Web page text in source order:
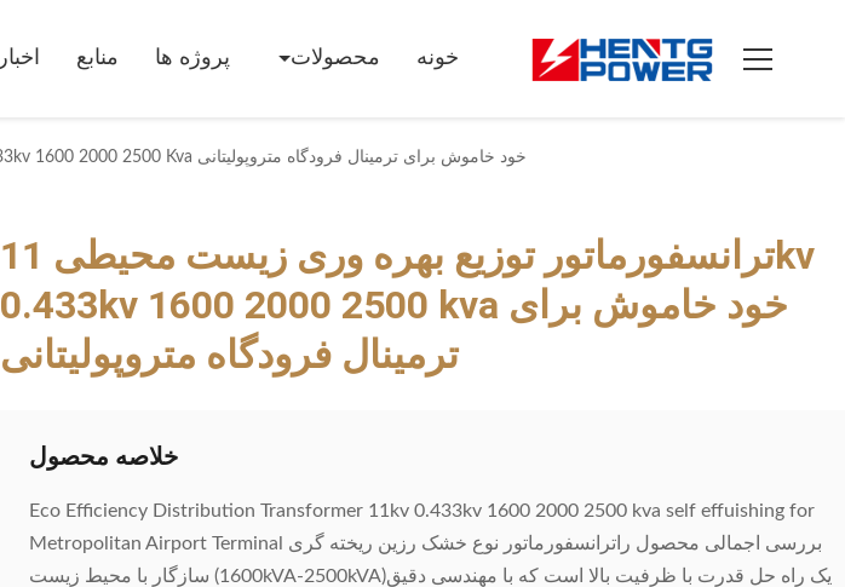
خونه محصولات پروژه ها منابع اخبار
ترانسفورماتور توزیع بهره وری زیست محیطی 11kv 0.433kv 1600 2000 2500 Kva خود خاموش برای ترمینال فرودگاه متروپولیتانی
ترانسفورماتور توزیع بهره وری زیست محیطی 11kv
0.433kv 1600 2000 2500 kva خود خاموش برای
ترمینال فرودگاه متروپولیتانی
خلاصه محصول
Eco Efficiency Distribution Transformer 11kv 0.433kv 1600 2000 2500 kva self effuishing for
Metropolitan Airport Terminal بررسی اجمالی محصول راترانسفورماتور نوع خشک رزین ریخته گری
سازگار با محیط زیست (1600kVA-2500kVA)یک راه حل قدرت با ظرفیت بالا است که با مهندسی دقیق